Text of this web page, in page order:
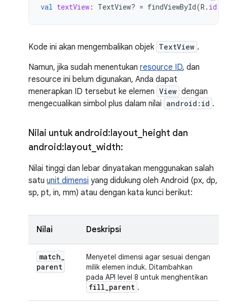
val textView : TextView? = findViewById(R . id
Kode ini akan mengembalikan objek TextView .
Namun, jika sudah menentukan resource ID, dan
resource ini belum digunakan, Anda dapat
menerapkan ID tersebut ke elemen View dengan
mengecualikan simbol plus dalam nilai android:id .
Nilai untuk android:layout height dan
android:layout width:
Nilai tinggi dan lebar dinyatakan menggunakan salah
satu unit dimensi yang didukung oleh Android (px, dp,
sp, pt, in, mm) atau dengan kata kunci berikut:
Nilai Deskripsi
match_
parent
Menyetel dimensi agar sesuai dengan
milik elemen induk. Ditambahkan
pada API level 8 untuk menghentikan
fill_parent .